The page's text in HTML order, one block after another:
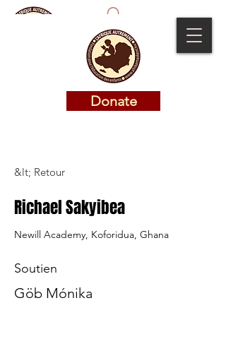
Donate
Donate
&lt; Retour
Richael Sakyibea
Newill Academy, Koforidua, Ghana
Soutien
Göb Mónika